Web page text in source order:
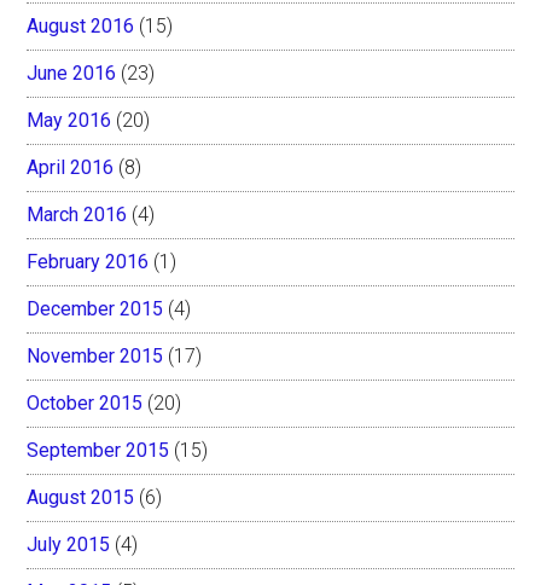
August 2016 (15)
June 2016 (23)
May 2016 (20)
April 2016 (8)
March 2016 (4)
February 2016 (1)
December 2015 (4)
November 2015 (17)
October 2015 (20)
September 2015 (15)
August 2015 (6)
July 2015 (4)